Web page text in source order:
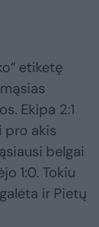
etiketę
Ekipa 2:1
pro akis
belgai
1:0. Tokiu
ir Pietų